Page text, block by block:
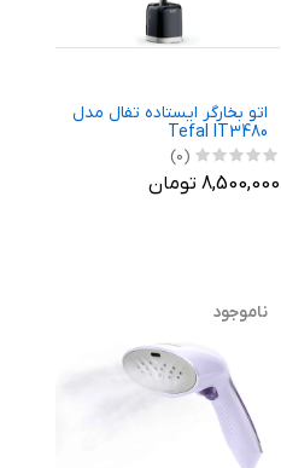
اتو بخارگر ایستاده تفال مدل
Tefal IT3480
(0)
8,500,000 تومان
ناموجود